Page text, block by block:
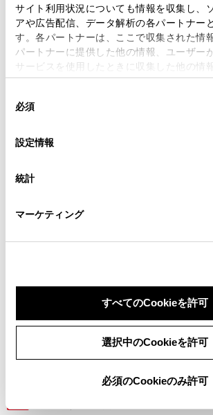
サイト利用状況についても情報を収集し、
アや広告配信、データ解析の各パートナー
す。各パートナーは、ここで収集された情
パートナーに提供した他の情報、ユーザー
サービスを使用したときに収集した他の情
使用することがあります。当ウェブサイト
デバイスにすべてのCookie(クッキー)が保
意したことになります。Cookie(クッキー)
設定の変更、同意を撤回したりするにあた
「Cookie（クッキー）情報の取り扱いにつ
必須
設定情報
統計
マーケティング
すべてのCookieを許可
選択中のCookieを許可
必須のCookieのみ許可
必須 丁目番地
任意 建物名